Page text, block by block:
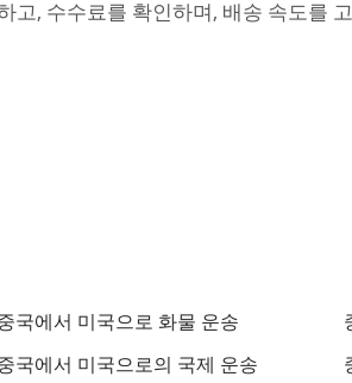
고, 수수료를 확인하며, 배송 속도를
국에서 미국으로 화물 운송
국에서 미국으로의 국제 운송